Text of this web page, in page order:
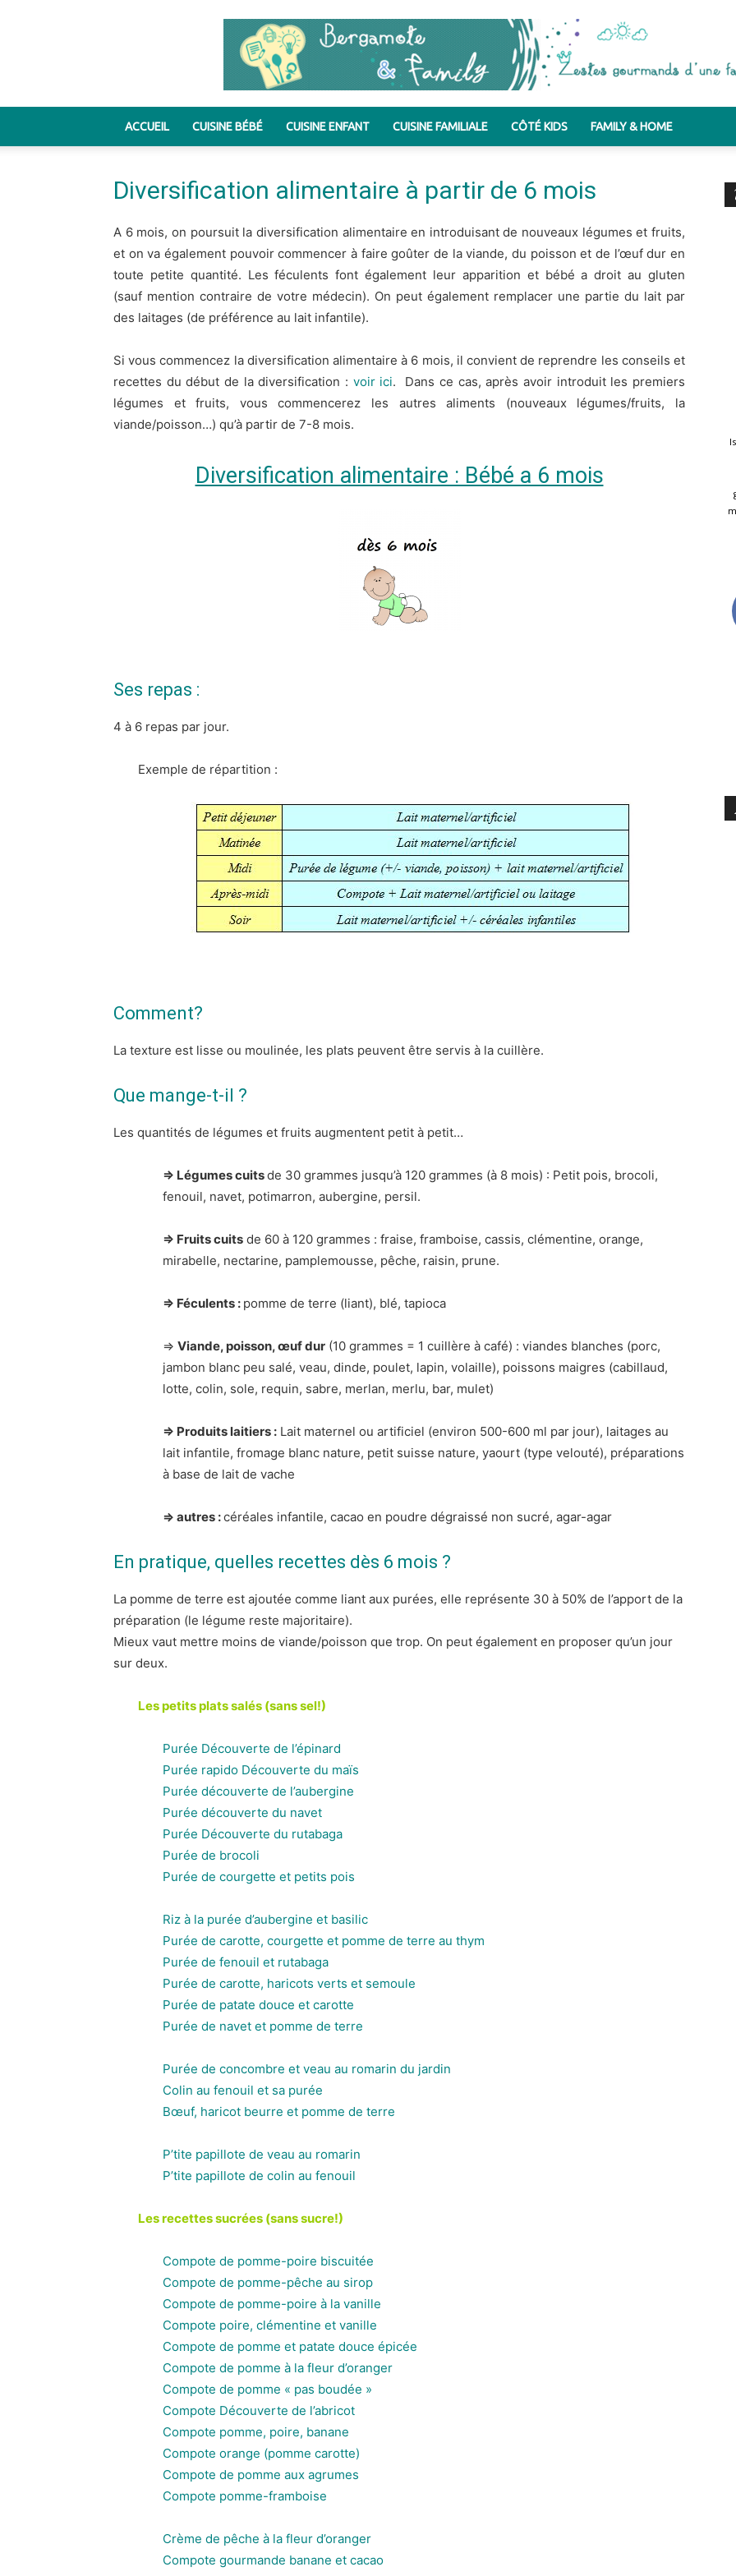
&
Family
ACCUEIL CUISINE BÉBÉ CUISINE ENFANT CUISINE FAMILIALE CÔTÉ KIDS FAMILY & HOME
Diversification alimentaire à partir de 6 mois
A 6 mois, on poursuit la diversification alimentaire en introduisant de nouveaux légumes et fruits,
et on va également pouvoir commencer à faire goûter de la viande, du poisson et de l’œuf dur en
toute petite quantité. Les féculents font également leur apparition et bébé a droit au gluten
(sauf mention contraire de votre médecin). On peut également remplacer une partie du lait par
des laitages (de préférence au lait infantile).
Si vous commencez la diversification alimentaire à 6 mois, il convient de reprendre les conseils et
recettes du début de la diversification : voir ici. Dans ce cas, après avoir introduit les premiers
légumes et fruits, vous commencerez les autres aliments (nouveaux légumes/fruits, la
viande/poisson…) qu’à partir de 7-8 mois.
Diversification alimentaire : Bébé a 6 mois
Ses repas :
4 à 6 repas par jour.
Exemple de répartition :
Comment?
La texture est lisse ou moulinée, les plats peuvent être servis à la cuillère.
Que mange-t-il ?
Les quantités de légumes et fruits augmentent petit à petit…
⇒ Légumes cuitsde 30 grammes jusqu’à 120 grammes (à 8 mois) : Petit pois, brocoli,
fenouil, navet, potimarron, aubergine, persil.
⇒ Fruits cuits de 60 à 120 grammes : fraise, framboise, cassis, clémentine, orange,
mirabelle, nectarine, pamplemousse, pêche, raisin, prune.
⇒ Féculents : pomme de terre (liant), blé, tapioca
⇒ Viande, poisson, œuf dur (10 grammes = 1 cuillère à café) : viandes blanches (porc,
jambon blanc peu salé, veau, dinde, poulet, lapin, volaille), poissons maigres (cabillaud,
lotte, colin, sole, requin, sabre, merlan, merlu, bar, mulet)
⇒ Produits laitiers : Lait maternel ou artificiel (environ 500-600 ml par jour), laitages au
lait infantile, fromage blanc nature, petit suisse nature, yaourt (type velouté), préparations
à base de lait de vache
⇒ autres :céréales infantile, cacao en poudre dégraissé non sucré, agar-agar
En pratique, quelles recettes dès 6 mois ?
La pomme de terre est ajoutée comme liant aux purées, elle représente 30 à 50% de l’apport de la
préparation (le légume reste majoritaire).
Mieux vaut mettre moins de viande/poisson que trop. On peut également en proposer qu’un jour
sur deux.
Les petits plats salés (sans sel!)
Purée Découverte de l’épinard
Purée rapido Découverte du maïs
Purée découverte de l’aubergine
Purée découverte du navet
Purée Découverte du rutabaga
Purée de brocoli
Purée de courgette et petits pois
Riz à la purée d’aubergine et basilic
Purée de carotte, courgette et pomme de terre au thym
Purée de fenouil et rutabaga
Purée de carotte, haricots verts et semoule
Purée de patate douce et carotte
Purée de navet et pomme de terre
Purée de concombre et veau au romarin du jardin
Colin au fenouil et sa purée
Bœuf, haricot beurre et pomme de terre
P’tite papillote de veau au romarin
P’tite papillote de colin au fenouil
Les recettes sucrées (sans sucre!)
Compote de pomme-poire biscuitée
Compote de pomme-pêche au sirop
Compote de pomme-poire à la vanille
Compote poire, clémentine et vanille
Compote de pomme et patate douce épicée
Compote de pomme à la fleur d’oranger
Compote de pomme « pas boudée »
Compote Découverte de l’abricot
Compote pomme, poire, banane
Compote orange (pomme carotte)
Compote de pomme aux agrumes
Compote pomme-framboise
Crème de pêche à la fleur d’oranger
Compote gourmande banane et cacao